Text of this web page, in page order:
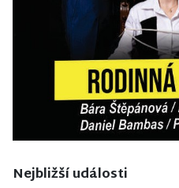
Nejbližší události